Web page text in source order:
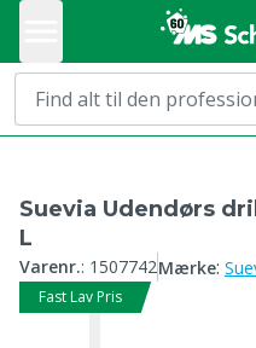
Suevia Udendørs
L
Varenr.: 1507742Mærke:
Fast Lav Pris